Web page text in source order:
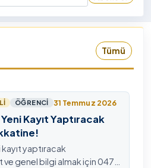
Tümü
ÖĞRENCI 31 Temmuz 2026
Kayıt Yaptıracak
yaptıracak
genel bilgi almak için 0478